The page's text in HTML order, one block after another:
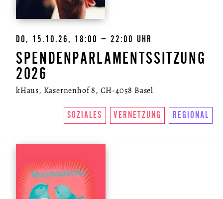
DO, 15.10.26, 18:00 – 22:00 UHR
SPENDENPARLAMENTSSITZUNG
2026
kHaus, Kasernenhof 8, CH-4058 Basel
SOZIALES VERNETZUNG REGIONAL